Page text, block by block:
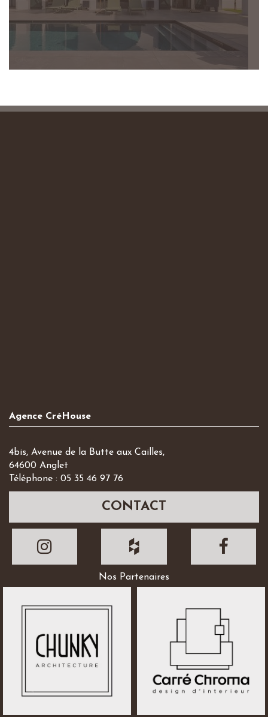
Agence CréHouse
4bis, Avenue de la Butte aux Cailles,
64600 Anglet
Téléphone : 05 35 46 97 76
CONTACT
Nos Partenaires